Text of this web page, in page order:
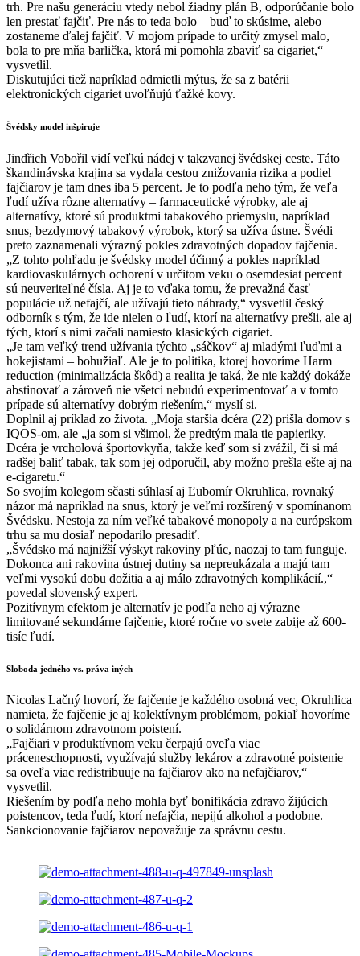
trh. Pre našu generáciu vtedy nebol žiadny plán B, odporúčanie bolo
len prestať fajčiť. Pre nás to teda bolo – buď to skúsime, alebo
zostaneme ďalej fajčiť. V mojom prípade to určitý zmysel malo,
bola to pre mňa barlička, ktorá mi pomohla zbaviť sa cigariet,“
vysvetlil.
Diskutujúci tiež napríklad odmietli mýtus, že sa z batérii
elektronických cigariet uvoľňujú ťažké kovy.
Švédsky model inšpiruje
Jindřich Vobořil vidí veľkú nádej v takzvanej švédskej ceste. Táto
škandinávska krajina sa vydala cestou znižovania rizika a podiel
fajčiarov je tam dnes iba 5 percent. Je to podľa neho tým, že veľa
ľudí užíva rôzne alternatívy – farmaceutické výrobky, ale aj
alternatívy, ktoré sú produktmi tabakového priemyslu, napríklad
snus, bezdymový tabakový výrobok, ktorý sa užíva ústne. Švédi
preto zaznamenali výrazný pokles zdravotných dopadov fajčenia.
„Z tohto pohľadu je švédsky model účinný a pokles napríklad
kardiovaskulárnych ochorení v určitom veku o osemdesiat percent
sú neuveriteľné čísla. Aj je to vďaka tomu, že prevažná časť
populácie už nefajčí, ale užívajú tieto náhrady,“ vysvetlil český
odborník s tým, že ide nielen o ľudí, ktorí na alternatívy prešli, ale aj
tých, ktorí s nimi začali namiesto klasických cigariet.
„Je tam veľký trend užívania týchto „sáčkov“ aj mladými ľuďmi a
hokejistami – bohužiaľ. Ale je to politika, ktorej hovoríme Harm
reduction (minimalizácia škôd) a realita je taká, že nie každý dokáže
abstinovať a zároveň nie všetci nebudú experimentovať a v tomto
prípade sú alternatívy dobrým riešením,“ myslí si.
Doplnil aj príklad zo života. „Moja staršia dcéra (22) prišla domov s
IQOS-om, ale „ja som si všimol, že predtým mala tie papieriky.
Dcéra je vrcholová športovkyňa, takže keď som si zvážil, či si má
radšej baliť tabak, tak som jej odporučil, aby možno prešla ešte aj na
e-cigaretu.“
So svojím kolegom sčasti súhlasí aj Ľubomír Okruhlica, rovnaký
názor má napríklad na snus, ktorý je veľmi rozšírený v spomínanom
Švédsku. Nestoja za ním veľké tabakové monopoly a na európskom
trhu sa mu dosiaľ nepodarilo presadiť.
„Švédsko má najnižší výskyt rakoviny pľúc, naozaj to tam funguje.
Dokonca ani rakovina ústnej dutiny sa nepreukázala a majú tam
veľmi vysokú dobu dožitia a aj málo zdravotných komplikácií.,“
povedal slovenský expert.
Pozitívnym efektom je alternatív je podľa neho aj výrazne
limitované sekundárne fajčenie, ktoré ročne vo svete zabije až 600-
tisíc ľudí.
Sloboda jedného vs. práva iných
Nicolas Lačný hovorí, že fajčenie je každého osobná vec, Okruhlica
namieta, že fajčenie je aj kolektívnym problémom, pokiaľ hovoríme
o solidárnom zdravotnom poistení.
„Fajčiari v produktívnom veku čerpajú oveľa viac
práceneschopnosti, využívajú služby lekárov a zdravotné poistenie
sa oveľa viac redistribuuje na fajčiarov ako na nefajčiarov,“
vysvetlil.
Riešením by podľa neho mohla byť bonifikácia zdravo žijúcich
poistencov, teda ľudí, ktorí nefajčia, nepijú alkohol a podobne.
Sankcionovanie fajčiarov nepovažuje za správnu cestu.